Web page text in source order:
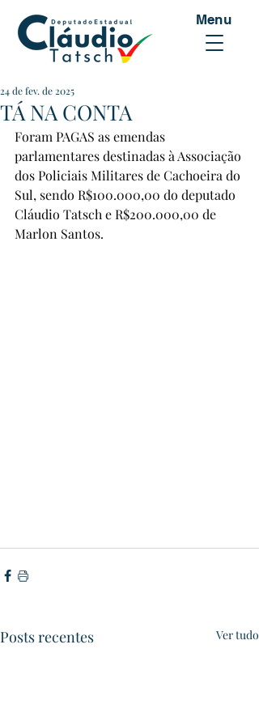
Menu
TÁ NA CONTA
24 de fev. de 2025
Foram PAGAS as emendas
parlamentares destinadas à Associação
dos Policiais Militares de Cachoeira do
Sul, sendo R$100.000,00 do deputado
Cláudio Tatsch e R$200.000,00 de
Marlon Santos.
Posts recentes Ver tudo